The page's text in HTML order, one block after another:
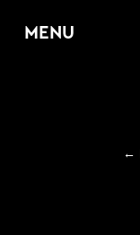
MENU
←